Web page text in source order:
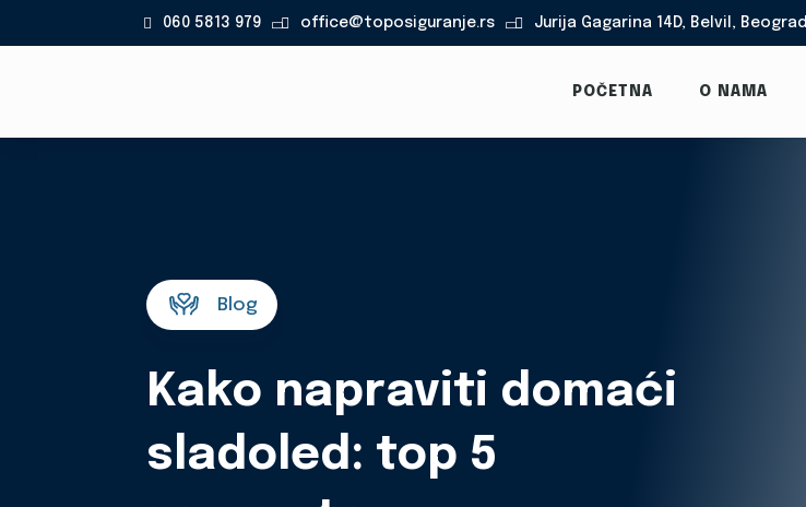
060 5813 979  office@toposiguranje.rs  Jurija Gagarina 14D, Belvil, Beograd
POČETNA O NAMA
Blog
Kako napraviti domaći
sladoled: top 5